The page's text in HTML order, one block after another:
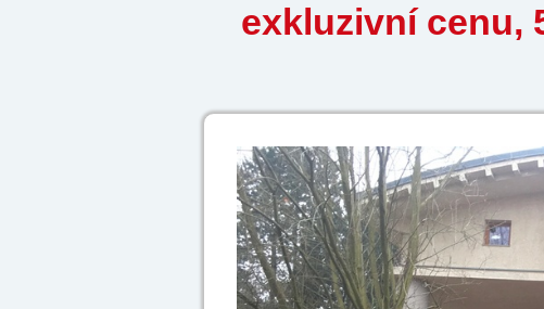
exkluzivní cenu,